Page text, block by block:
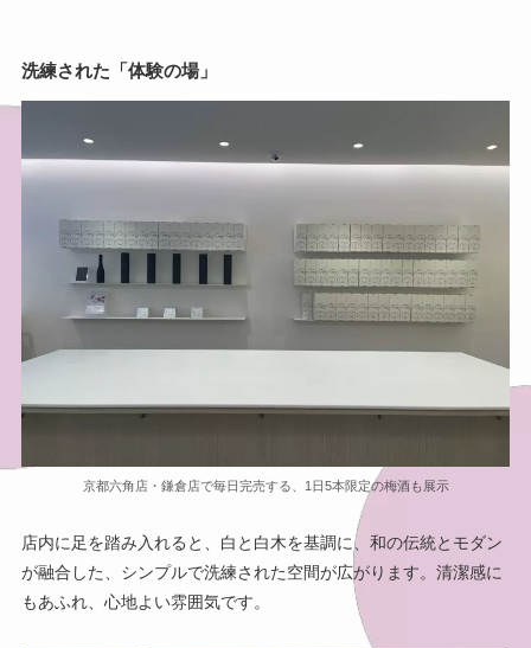
洗練された「体験の場」
京都六角店・鎌倉店で毎日完売する、1日5本限定の梅酒も展示
店内に足を踏み入れると、白と白木を基調に、和の伝統とモダン
が融合した、シンプルで洗練された空間が広がります。清潔感に
もあふれ、心地よい雰囲気です。